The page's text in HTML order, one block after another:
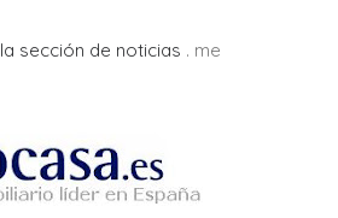
la sección de noticias . me